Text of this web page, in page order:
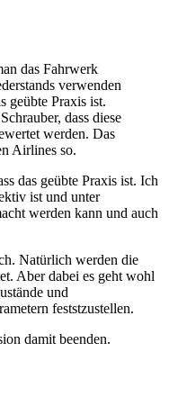
das Fahrwerk
verwenden
geübte Praxis ist.
dass diese
werden. Das
Airlines so.
das geübte Praxis ist. Ich
ist und unter
werden kann und auch
Natürlich werden die
Aber dabei es geht wohl
und
feststzustellen.
damit beenden.